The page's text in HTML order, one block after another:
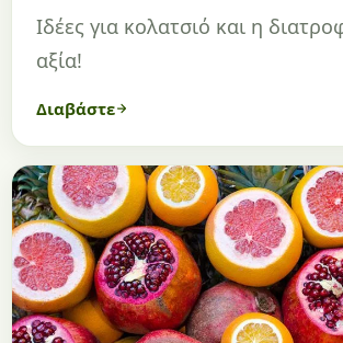
Ιδέες για κολατσιό και η
αξία!
Διαβάστε